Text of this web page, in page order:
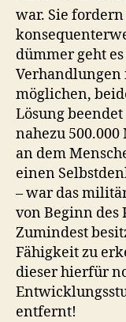
war. Sie
dümmer geht
möglichen,
Lösung
nahezu
an dem
einen
– war das
von Beginn
Zumindest
Fähigkeit zu
dieser hierfür
entfernt!